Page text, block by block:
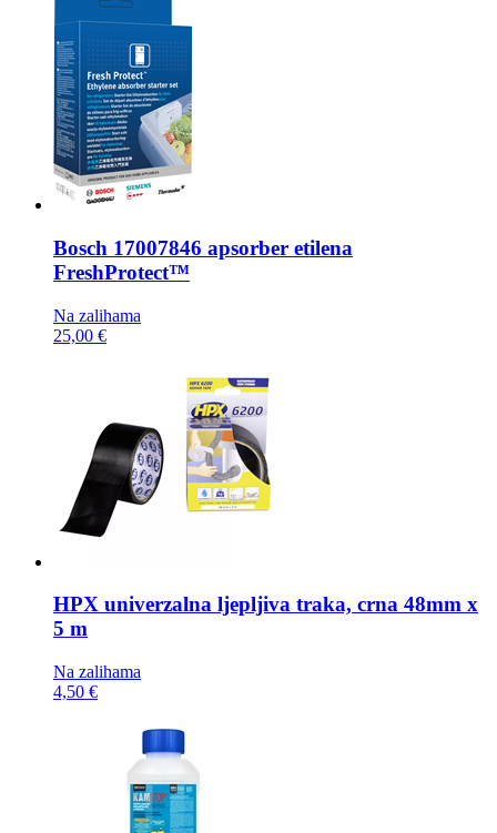
Bosch 17007846 apsorber etilena
FreshProtect™
Na zalihama
25,00 €
HPX univerzalna ljepljiva traka, crna 48mm x
5 m
Na zalihama
4,50 €